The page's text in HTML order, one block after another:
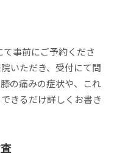
事前にご予約くださ
いただき、受付にて問
の痛みの症状や、これ
きるだけ詳しくお書き